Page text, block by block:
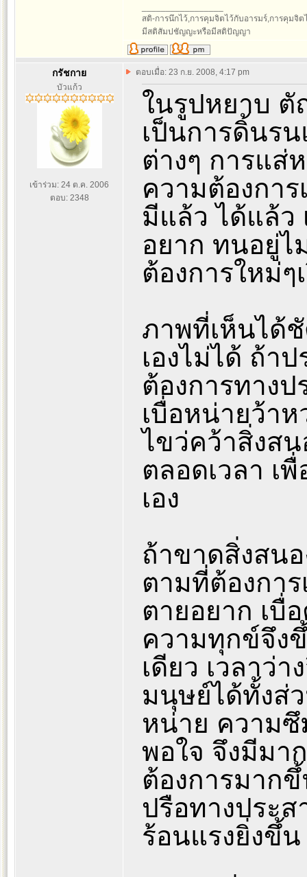
สติ-การนึกไว้,การคุมจิตไว้กับอารมร์,การคุมจิ
มีสติสัมปชัญญะหรือมีสติปัญญา
กรัชกาย
บัวแก้ว
เข้าร่วม: 24 ต.ค. 2006
ตอบ: 2348
ตอบเมื่อ: 23 ก.ย. 2008, 4:17 pm
ในรูปหยาบ ตั
เป็นการดิ้นร
ต่างๆ การแส่
ความต้องกา
มีแล้ว ได้แล้ว
อยาก ทนอยู่ไ
ต้องการใหม่ๆ
ภาพที่เห็นได้
เองไม่ได้ ถ้า
ต้องการทาง
เบื่อหน่ายว้า
ไขว่คว้าสิ่งส
ตลอดเวลา เ
เอง
ถ้าขาดสิ่งสน
ตามที่ต้องกา
ตายอยาก เบื่
ความทุกข์จึง
เดียว เวลาว่
มนุษย์ได้ทั้งส่
หน่าย ความซึ
พอใจ จึงมีมา
ต้องการมาก
ปรือทางประ
ร้อนแรงยิ่งขึ้น